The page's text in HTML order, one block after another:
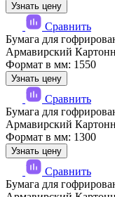
Узнать цену
Сравнить
Бумага для
Армавирский
Формат в мм: 1550
Узнать цену
Сравнить
Бумага для
Армавирский
Формат в мм: 1300
Узнать цену
Сравнить
Бумага для